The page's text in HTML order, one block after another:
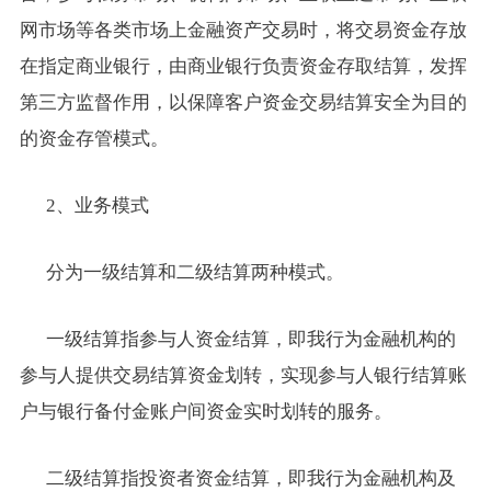
网市场等各类市场上金融资产交易时，将交易资金存放
在指定商业银行，由商业银行负责资金存取结算，发挥
第三方监督作用，以保障客户资金交易结算安全为目的
的资金存管模式。
2、业务模式
分为一级结算和二级结算两种模式。
一级结算指参与人资金结算，即我行为金融机构的
参与人提供交易结算资金划转，实现参与人银行结算账
户与银行备付金账户间资金实时划转的服务。
二级结算指投资者资金结算，即我行为金融机构及